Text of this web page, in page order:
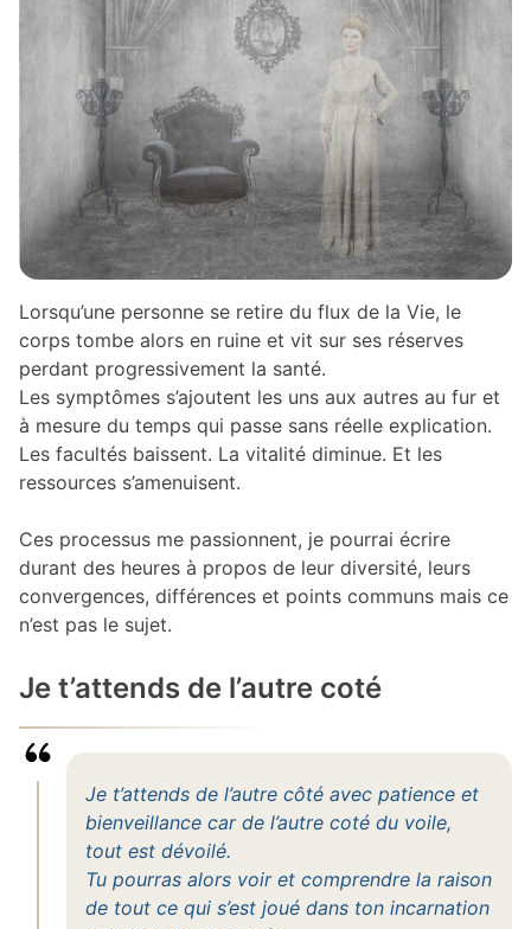
Lorsqu’une personne se retire du flux de la Vie, le
corps tombe alors en ruine et vit sur ses réserves
perdant progressivement la santé.
Les symptômes s’ajoutent les uns aux autres au fur et
à mesure du temps qui passe sans réelle explication.
Les facultés baissent. La vitalité diminue. Et les
ressources s’amenuisent.
Ces processus me passionnent, je pourrai écrire
durant des heures à propos de leur diversité, leurs
convergences, différences et points communs mais ce
n’est pas le sujet.
Je t’attends de l’autre coté
Je t’attends de l’autre côté avec patience et
bienveillance car de l’autre coté du voile,
tout est dévoilé.
Tu pourras alors voir et comprendre la raison
de tout ce qui s’est joué dans ton incarnation